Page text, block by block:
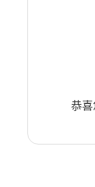
恭喜